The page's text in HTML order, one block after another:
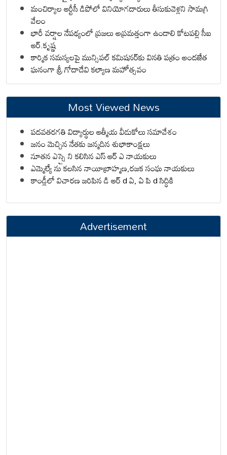
మంచిర్యాల ఆర్టీసీ డిపోలో వినియోగదారులు తీసుకువెళ్లని సామగ్రి
వేలం
భారీ వర్షాల నేపథ్యంలో ప్రజలు అప్రమత్తంగా ఉండాలి కోటపల్లి సీఐ
ఆర్.కృష్ణ
కార్మిక సమస్యలపై మున్సిపల్ కమిషనర్‌కు వినతి పత్రం అందజేత
ఘనంగా శ్రీ గోదాదేవి కల్యాణ మహోత్సవం
Most Viewed News
పదవతరగతి విద్యార్థుల ఆత్మీయ వీడుకోలు సమావేశం
జనం మెచ్చిన నేతకు జన్మదిన శుభాకాంక్షలు
నూతన ఎస్సై ని కలిసిన ఎస్ ఆర్ ఎ నాయకులు
ఎమ్మెల్యే ను కలసిన నాయీబ్రాహ్మణ,రజక సంఘ నాయకులు
కాండ్లీలో విచారణ జరిపిన డి ఆర్ d ఏ, ఏ పి d సిద్ధికి
Advertisement